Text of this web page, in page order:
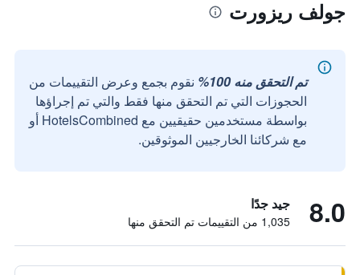
جولف ريزورت
تم التحقق منه 100%
نقوم بجمع وعرض التقييمات من
الحجوزات التي تم التحقق منها فقط والتي تم إجراؤها
بواسطة مستخدمين حقيقيين مع HotelsCombined أو
مع شركائنا الخارجيين الموثوقين.
8.0 جيد جدًا
1,035 من التقييمات تم التحقق منها